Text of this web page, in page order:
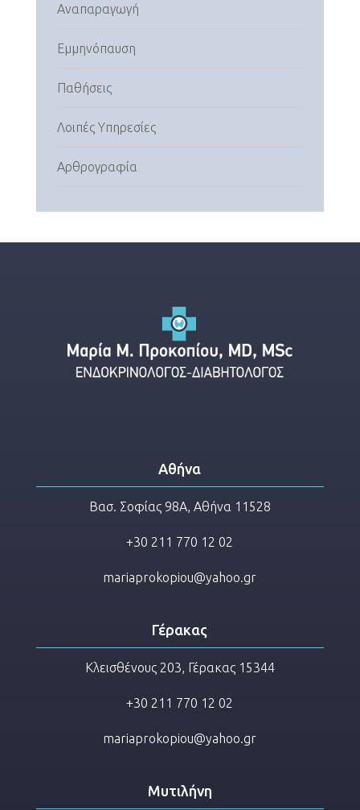
Αναπαραγωγή
Εμμηνόπαυση
Παθήσεις
Λοιπές Υπηρεσίες
Αρθρογραφία
Αθήνα
Βασ. Σοφίας 98Α, Αθήνα 11528
+30 211 770 12 02
mariaprokopiou@yahoo.gr
Γέρακας
Κλεισθένους 203, Γέρακας 15344
+30 211 770 12 02
mariaprokopiou@yahoo.gr
Μυτιλήνη